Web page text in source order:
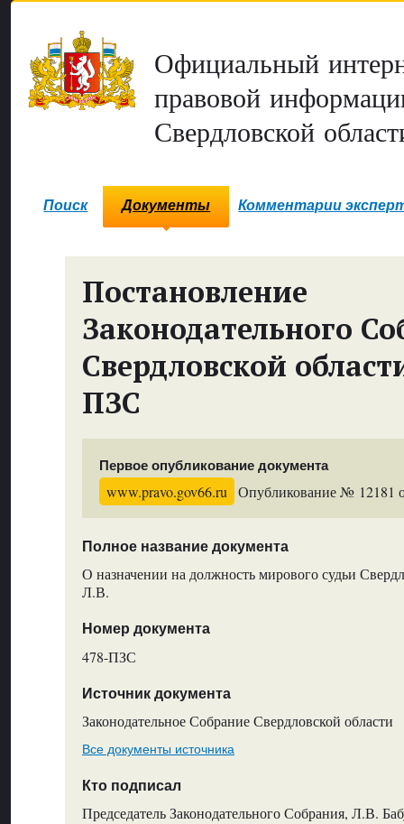
Официальный
правовой
Свердловской
Поиск Документы Комментарии
Постановление
Законодательного
Свердловской
ПЗС
Первое опубликование документа
www.pravo.gov66.ru Опубликование № 12181
Полное название документа
О назначении на должность мирового судьи
Л.В.
Номер документа
478-ПЗС
Источник документа
Законодательное Собрание Свердловской области
Все документы источника
Кто подписал
Председатель Законодательного Собрания, Л.В.